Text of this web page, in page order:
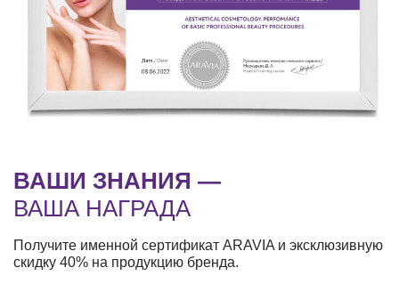
ВАШИ ЗНАНИЯ —
ВАША НАГРАДА
Получите именной сертификат ARAVIA и эксклюзивную
скидку 40% на продукцию бренда.